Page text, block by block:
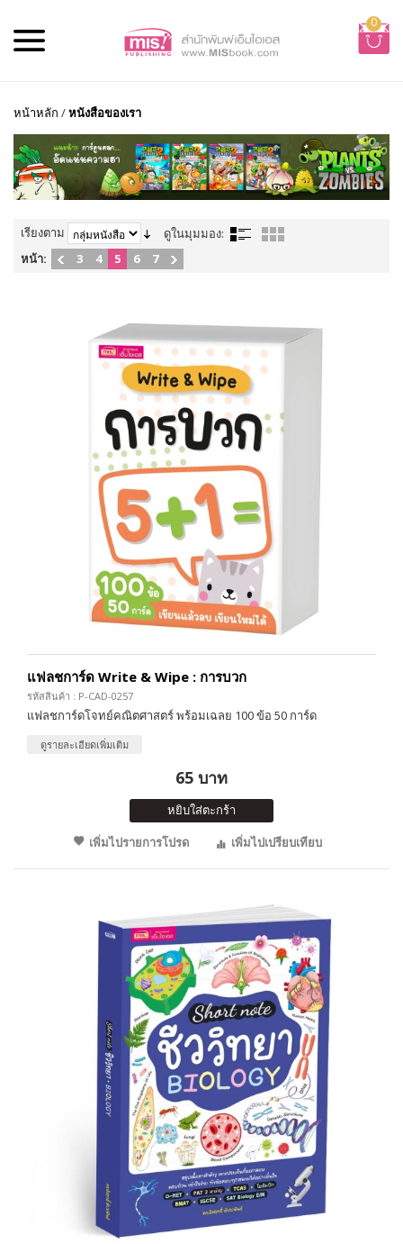
0
หน้าหลัก /หนังสือของเรา
เรียงตาม
ดูในมุมมอง:
หน้า:
3 4 5 6 7
แฟลชการ์ด Write & Wipe : การบวก
รหัสสินค้า : P-CAD-0257
แฟลชการ์ดโจทย์คณิตศาสตร์ พร้อมเฉลย 100 ข้อ 50 การ์ด
ดูรายละเอียดเพิ่มเติม
65 บาท
หยิบใส่ตะกร้า
เพิ่มไปรายการโปรด
เพิ่มไปเปรียบเทียบ